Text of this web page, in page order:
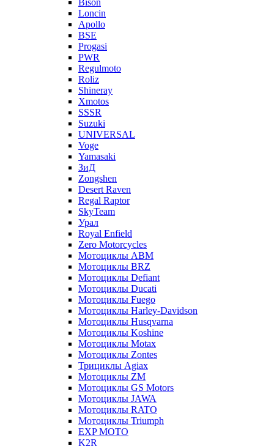
Bison
Loncin
Apollo
BSE
Progasi
PWR
Regulmoto
Roliz
Shineray
Xmotos
SSSR
Suzuki
UNIVERSAL
Voge
Yamasaki
ЗиД
Zongshen
Desert Raven
Regal Raptor
SkyTeam
Урал
Royal Enfield
Zero Motorcycles
Мотоциклы ABM
Мотоциклы BRZ
Мотоциклы Defiant
Мотоциклы Ducati
Мотоциклы Fuego
Мотоциклы Harley-Davidson
Мотоциклы Husqvarna
Мотоциклы Koshine
Мотоциклы Motax
Мотоциклы Zontes
Трициклы Agiax
Мотоциклы ZM
Мотоциклы GS Motors
Мотоциклы JAWA
Мотоциклы RATO
Мотоциклы Triumph
EXP MOTO
K2R